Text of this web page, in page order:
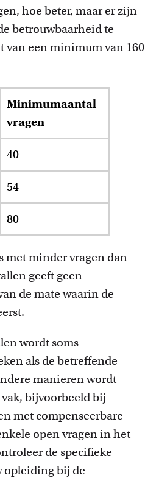
hoe beter, maar er zijn
betrouwbaarheid te
van een minimum van 160
Minimumaantal
vragen
40
54
80
met minder vragen dan
geeft geen
de mate waarin de
wordt soms
als de betreffende
manieren wordt
bijvoorbeeld bij
met compenseerbare
open vragen in het
de specifieke
bij de